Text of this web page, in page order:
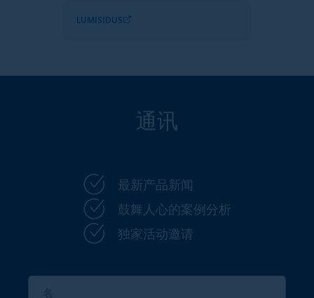
LUMISIDUS
通讯
最新产品新闻
鼓舞人心的案例分析
独家活动邀请